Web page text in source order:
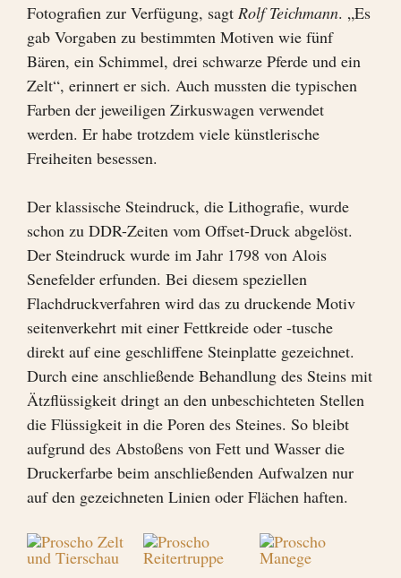
Fotografien zur Verfügung, sagt Rolf Teichmann. „Es
gab Vorgaben zu bestimmten Motiven wie fünf
Bären, ein Schimmel, drei schwarze Pferde und ein
Zelt“, erinnert er sich. Auch mussten die typischen
Farben der jeweiligen Zirkuswagen verwendet
werden. Er habe trotzdem viele künstlerische
Freiheiten besessen.
Der klassische Steindruck, die Lithografie, wurde
schon zu DDR-Zeiten vom Offset-Druck abgelöst.
Der Steindruck wurde im Jahr 1798 von Alois
Senefelder erfunden. Bei diesem speziellen
Flachdruckverfahren wird das zu druckende Motiv
seitenverkehrt mit einer Fettkreide oder -tusche
direkt auf eine geschliffene Steinplatte gezeichnet.
Durch eine anschließende Behandlung des Steins mit
Ätzflüssigkeit dringt an den unbeschichteten Stellen
die Flüssigkeit in die Poren des Steines. So bleibt
aufgrund des Abstoßens von Fett und Wasser die
Druckerfarbe beim anschließenden Aufwalzen nur
auf den gezeichneten Linien oder Flächen haften.